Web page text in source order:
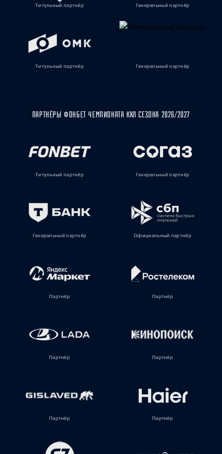
Титульный партнёр Генеральный партнёр
Титульный партнёр Генеральный партнёр
ПАРТНЁРЫ ФОНБЕТ ЧЕМПИОНАТА КХЛ СЕЗОНА 2026/2027
Титульный партнёр Генеральный партнёр
Генеральный партнёр Официальный партнёр
Партнёр Партнёр
Партнёр Партнёр
Партнёр Партнёр